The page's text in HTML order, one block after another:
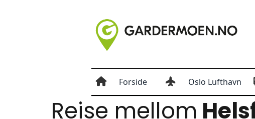
Forside Oslo Lufthavn
Reise mellom